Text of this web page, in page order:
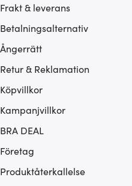
Frakt & leverans
Betalningsalternativ
Ångerrätt
Retur & Reklamation
Köpvillkor
Kampanjvillkor
BRA DEAL
Företag
Produktåterkallelse